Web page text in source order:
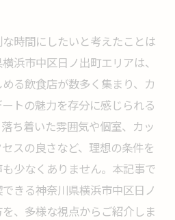
時間にしたいと考えたことは
浜市中区日ノ出町エリアは、
る飲食店が数多く集まり、カ
トの魅力を存分に感じられる
ち着いた雰囲気や個室、カッ
スの良さなど、理想の条件を
少なくありません。本記事で
きる神奈川県横浜市中区日ノ
、多様な視点からご紹介しま